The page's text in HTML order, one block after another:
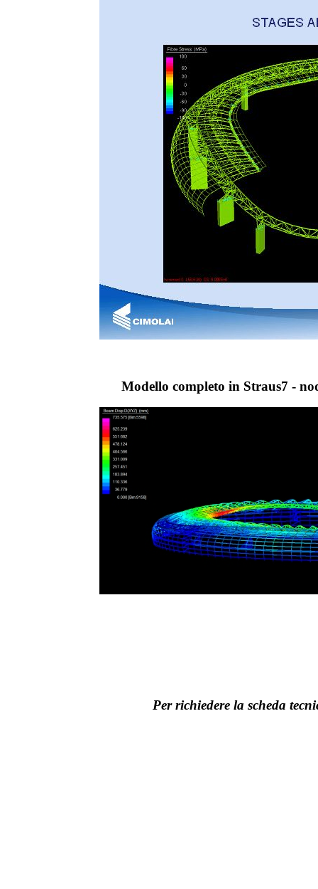
Modello completo in Straus7 -
Per richiedere la scheda